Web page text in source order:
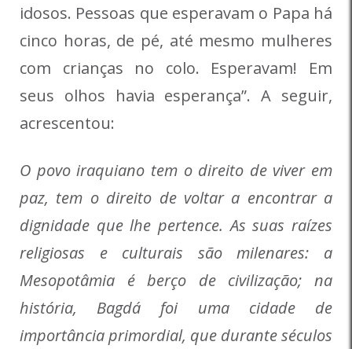
idosos. Pessoas que esperavam o Papa há
cinco horas, de pé, até mesmo mulheres
com crianças no colo. Esperavam! Em
seus olhos havia esperança”. A seguir,
acrescentou:
O povo iraquiano tem o direito de viver em
paz, tem o direito de voltar a encontrar a
dignidade que lhe pertence. As suas raízes
religiosas e culturais são milenares: a
Mesopotâmia é berço de civilização; na
história, Bagdá foi uma cidade de
importância primordial, que durante séculos